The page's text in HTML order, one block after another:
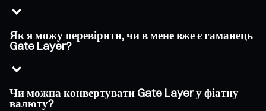
Як я можу перевірити, чи в мене вже є гаманець
Gate Layer?
Чи можна конвертувати Gate Layer у фіатну
валюту?